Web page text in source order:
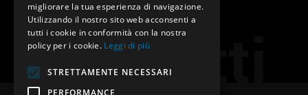
Contatti
Invia I Dati
migliorare la tua esperienza di navigazione.
Utilizzando il nostro sito web acconsenti a
tutti i cookie in conformità con la nostra
policy per i cookie. Leggi di più
STRETTAMENTE NECESSARI
PERFORMANCE